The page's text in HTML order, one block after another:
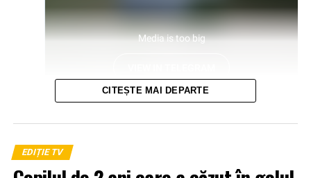
CITEȘTE MAI DEPARTE
EDIȚIE TV